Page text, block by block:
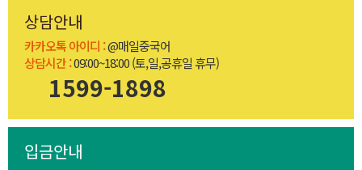
상담안내
카카오톡 아이디 :@매일중국어
상담시간 :09:00~18:00 (토,일,공휴일 휴무)
1599-1898
입금안내